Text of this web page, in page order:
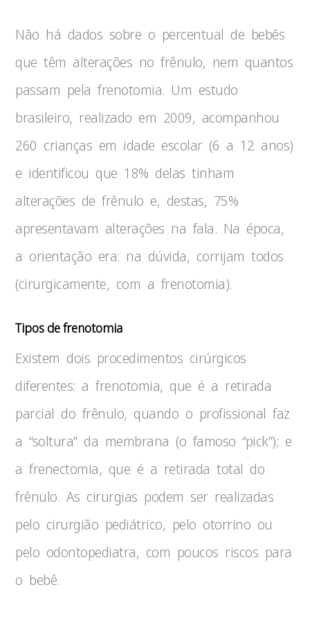
Não há dados sobre o percentual de bebês
que têm alterações no frênulo, nem quantos
passam pela frenotomia. Um estudo
brasileiro, realizado em 2009, acompanhou
260 crianças em idade escolar (6 a 12 anos)
e identificou que 18% delas tinham
alterações de frênulo e, destas, 75%
apresentavam alterações na fala. Na época,
a orientação era: na dúvida, corrijam todos
(cirurgicamente, com a frenotomia).
Tipos de frenotomia
Existem dois procedimentos cirúrgicos
diferentes: a frenotomia, que é a retirada
parcial do frênulo, quando o profissional faz
a “soltura” da membrana (o famoso “pick”); e
a frenectomia, que é a retirada total do
frênulo. As cirurgias podem ser realizadas
pelo cirurgião pediátrico, pelo otorrino ou
pelo odontopediatra, com poucos riscos para
o bebê.